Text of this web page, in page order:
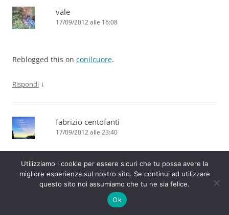
vale
17/09/2012 alle 16:08
Reblogged this on conilcuore.
Rispondi ↓
fabrizio centofanti
17/09/2012 alle 23:40
grazie!
buona fede e sincerità sono un buon profumo.
Utilizziamo i cookie per essere sicuri che tu possa avere la
migliore esperienza sul nostro sito. Se continui ad utilizzare
questo sito noi assumiamo che tu ne sia felice.
Ok